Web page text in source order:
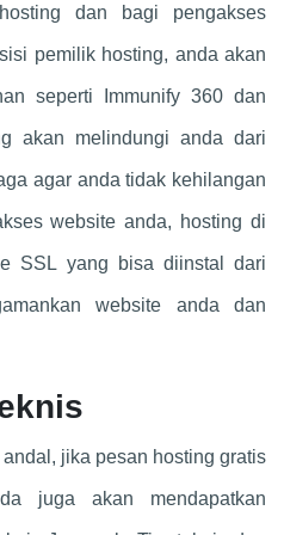
dan bagi pengakses
pemilik hosting, anda akan
seperti Immunify 360 dan
akan melindungi anda dari
agar anda tidak kehilangan
website anda, hosting di
SSL yang bisa diinstal dari
website anda dan
jika pesan hosting gratis
juga akan mendapatkan